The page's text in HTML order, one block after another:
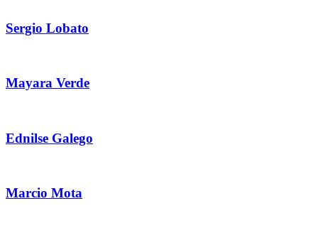
Sergio Lobato
Mayara Verde
Ednilse Galego
Marcio Mota